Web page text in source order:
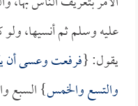
عليه وسلم ثم أنسيها، ولو
يقول: {فرفعت وعسى أن
والتسع والخمس} السبع